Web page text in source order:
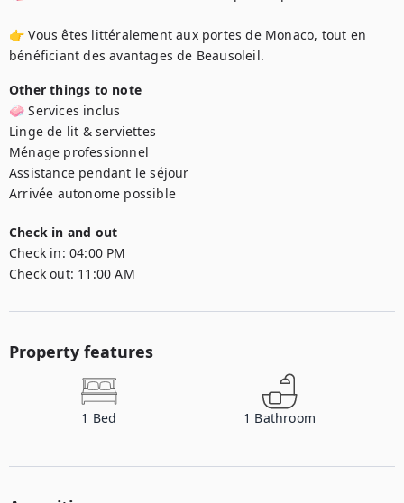
👉 Vous êtes littéralement aux portes de Monaco, tout en
bénéficiant des avantages de Beausoleil.
Other things to note
🧼 Services inclus
Linge de lit & serviettes
Ménage professionnel
Assistance pendant le séjour
Arrivée autonome possible
Check in and out
Check in: 04:00 PM
Check out: 11:00 AM
Property features
1 Bed 1 Bathroom